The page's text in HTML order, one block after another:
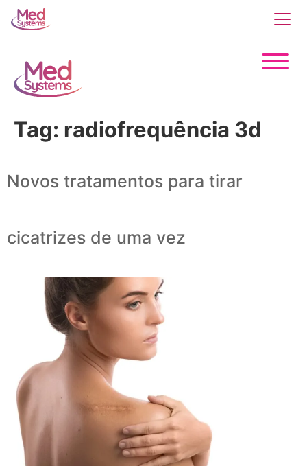
Tag: radiofrequência 3d
Novos tratamentos para tirar
cicatrizes de uma vez